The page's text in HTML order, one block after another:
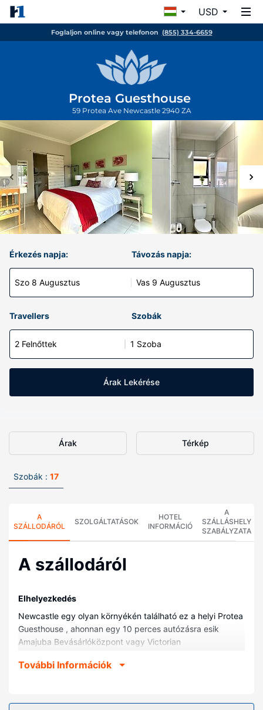
USD
Foglaljon online vagy telefonon (855) 334-6659
Protea Guesthouse
59 Protea Ave Newcastle 2940 ZA
Érkezés napja:
Szo 8 Augusztus
Távozás napja:
Vas 9 Augusztus
Travellers Szobák
2 Felnőttek 1 Szoba
Árak Lekérése
Árak Térkép
Szobák : 17
A
SZÁLLODÁRÓL
SZOLGÁLTATÁSOK
HOTEL
INFORMÁCIÓ
A
SZÁLLÁSHELY
SZABÁLYZATA
A szállodáról
Elhelyezkedés
Newcastle egy olyan környékén található ez a helyi Protea
Guesthouse , ahonnan egy 10 perces autózásra esik
Amajuba Bevásárlóközpont vagy Victorian
található Amiel-erőd Múzeuma, ill. 6,4 km-re Carnegie
További Információk